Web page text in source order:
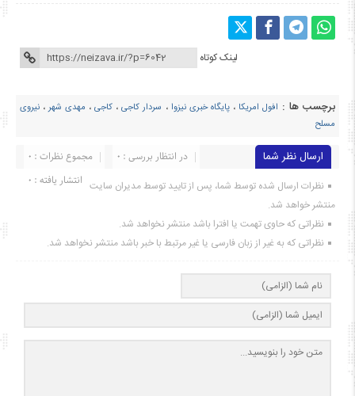
لینک کوتاه
برچسب ها : افول امریکا ،پایگاه خبری نیزوا ، سردار کاجی، کاجی، مهدی شهر، نیروی
مسلح
ارسال نظر شما مجموع نظرات : 0
در انتظار بررسی : 0
انتشار یافته : ۰ نظرات ارسال شده توسط شما، پس از تایید توسط مدیران سایت
منتشر خواهد شد.
نظراتی که حاوی تهمت یا افترا باشد منتشر نخواهد شد.
نظراتی که به غیر از زبان فارسی یا غیر مرتبط با خبر باشد منتشر نخواهد شد.